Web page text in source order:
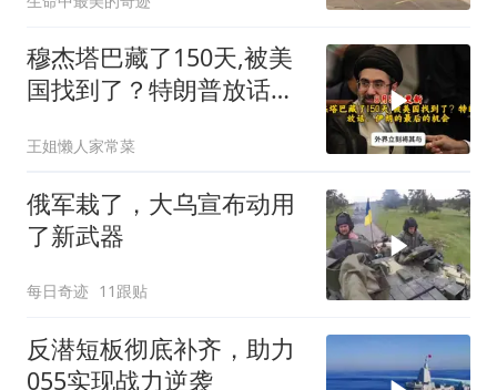
穆杰塔巴藏了150天,被美
国找到了？特朗普放话：
王姐懒人家常菜
俄军栽了，大乌宣布动用
了新武器
每日奇迹 11跟贴
反潜短板彻底补齐，助力
055实现战力逆袭